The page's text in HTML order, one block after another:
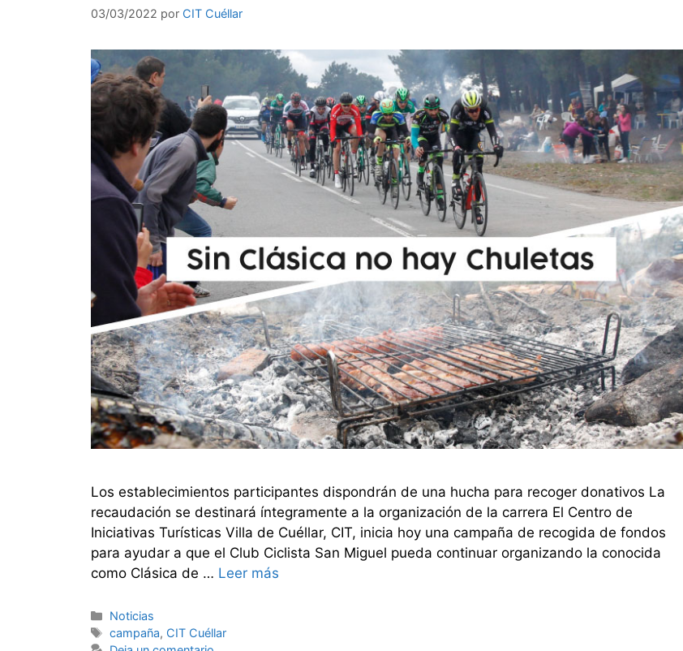
03/03/2022 por CIT Cuéllar
Los establecimientos participantes dispondrán de una hucha para recoger donativos La
recaudación se destinará íntegramente a la organización de la carrera El Centro de
Iniciativas Turísticas Villa de Cuéllar, CIT, inicia hoy una campaña de recogida de fondos
para ayudar a que el Club Ciclista San Miguel pueda continuar organizando la conocida
como Clásica de … Leer más
Noticias
campaña, CIT Cuéllar